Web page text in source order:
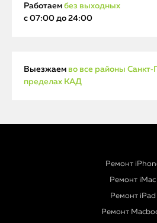
Работаем без выходных
с 07:00 до 24:00
Выезжаем во все районы
пределах КАД
Ремонт
Ремонт iMac
Ремонт iPad
Ремонт